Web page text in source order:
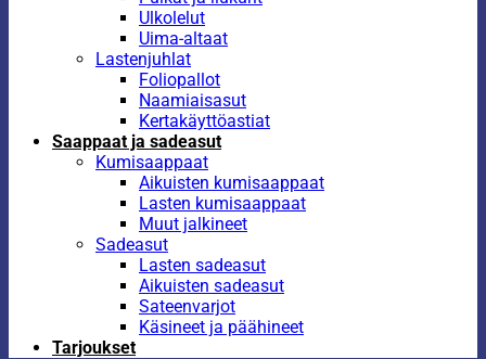
Ulkolelut
Uima-altaat
Lastenjuhlat
Foliopallot
Naamiaisasut
Kertakäyttöastiat
Saappaat ja sadeasut
Kumisaappaat
Aikuisten kumisaappaat
Lasten kumisaappaat
Muut jalkineet
Sadeasut
Lasten sadeasut
Aikuisten sadeasut
Sateenvarjot
Käsineet ja päähineet
Tarjoukset